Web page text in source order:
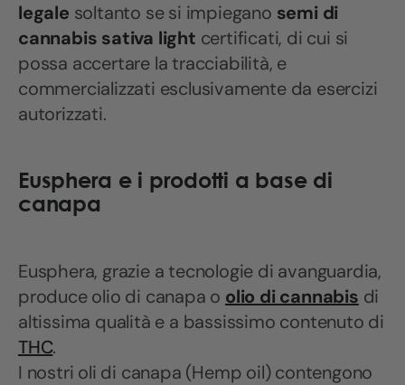
legale soltanto se si impiegano semi di
cannabis sativa light certificati, di cui si
possa accertare la tracciabilità, e
commercializzati esclusivamente da esercizi
autorizzati.
Eusphera e i prodotti a base di
canapa
Eusphera, grazie a tecnologie di avanguardia,
produce olio di canapa o olio di cannabis di
altissima qualità e a bassissimo contenuto di
THC.
I nostri oli di canapa (Hemp oil) contengono